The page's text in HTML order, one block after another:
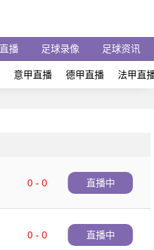
播 足球录像 足球资讯
意甲直播 德甲直播 法甲直
0 - 0
直播中
0 - 0
直播中